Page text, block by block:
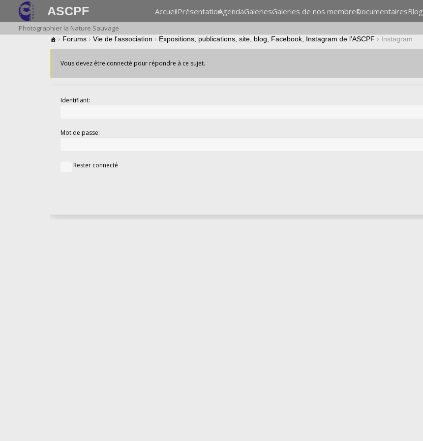
ASCPF AccueilPrésentationAgendaGaleriesGaleries de nos membresDocumentairesBlog
Photographier la Nature Sauvage
› Forums › Vie de l’association › Expositions, publications, site, blog, Facebook, Instagram de l’ASCPF › Instagram
Vous devez être connecté pour répondre à ce sujet.
Identifiant:
Mot de passe:
Rester connecté